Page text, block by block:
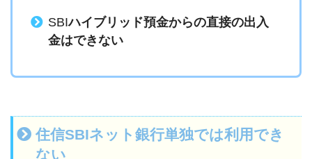
SBIハイブリッド預金からの直接の出入
金はできない
住信SBIネット銀行単独では利用でき
ない